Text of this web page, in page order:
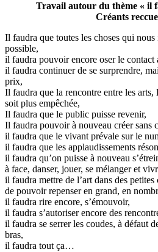
Travail autour du thème « il
Créants
Il faudra que toutes les choses qui
possible,
il faudra pouvoir encore oser le contact
il faudra continuer de se surprendre,
prix,
Il faudra que la rencontre entre les arts,
soit plus empêchée,
Il faudra que le public puisse revenir,
Il faudra pouvoir à nouveau créer sans
il faudra que le vivant prévale sur le
il faudra que les applaudissements
il faudra qu’on puisse à nouveau
à face, danser, jouer, se mélanger et
il faudra mettre de l’art dans des petites
de pouvoir repenser en grand, en
il faudra rire encore, s’émouvoir,
il faudra s’autoriser encore des
il faudra se serrer les coudes, à défaut
bras,
il faudra tout ça…